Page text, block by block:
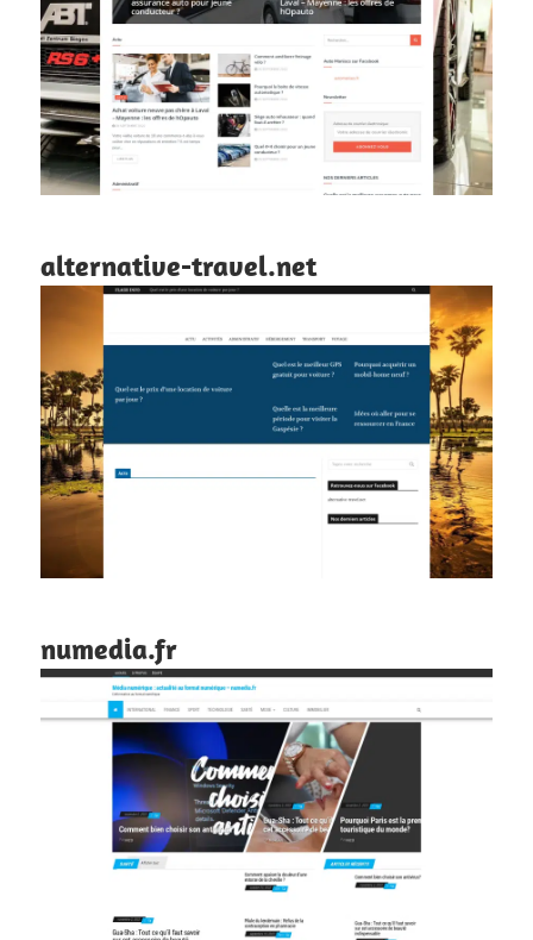
alternative-travel.net
numedia.fr